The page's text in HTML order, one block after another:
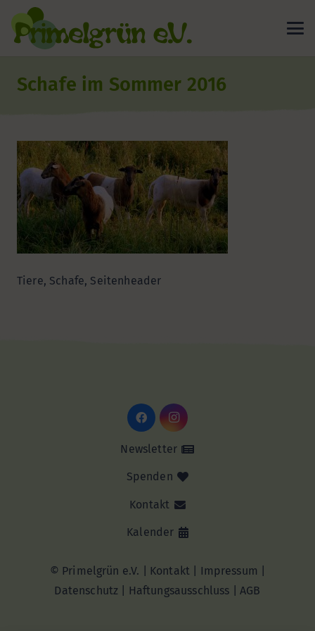
Schafe im Sommer 2016
Tiere, Schafe, Seitenheader
Newsletter
Spenden
Kontakt
Kalender
© Primelgrün e.V. | Kontakt Impressum
Datenschutz
Haftungsausschluss |AGB